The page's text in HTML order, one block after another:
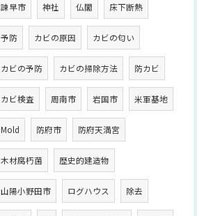
諫早市 神社 仏閣 床下断熱
予防 カビの原因 カビの匂い
カビの予防 カビの掃除方法 防カビ
カビ検査 周南市 岩国市 米軍基地
Mold 防府市 防府天満宮
木材腐朽菌 歴史的建造物
山陽小野田市 ログハウス 除去